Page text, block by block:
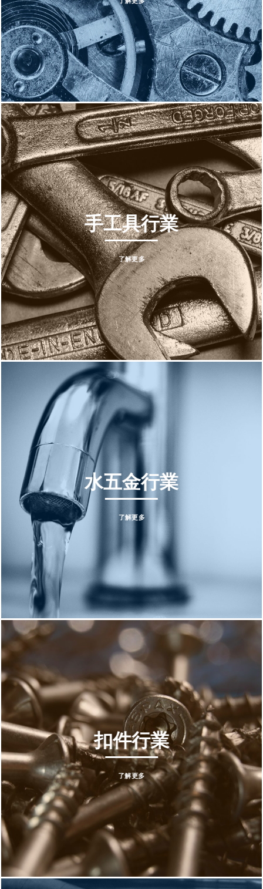
手工具行業
了解更多
水五金行業
了解更多
扣件行業
了解更多